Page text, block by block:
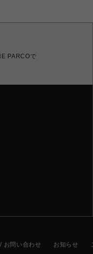
PARCOで
お問い合わせ お知らせ